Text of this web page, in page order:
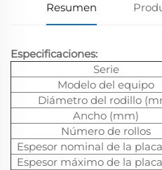
Resumen
Especificaciones:
Serie
Modelo del equipo
Diámetro del rodillo
Ancho (mm)
Número de rollos
Espesor nominal de la
Espesor máximo de la